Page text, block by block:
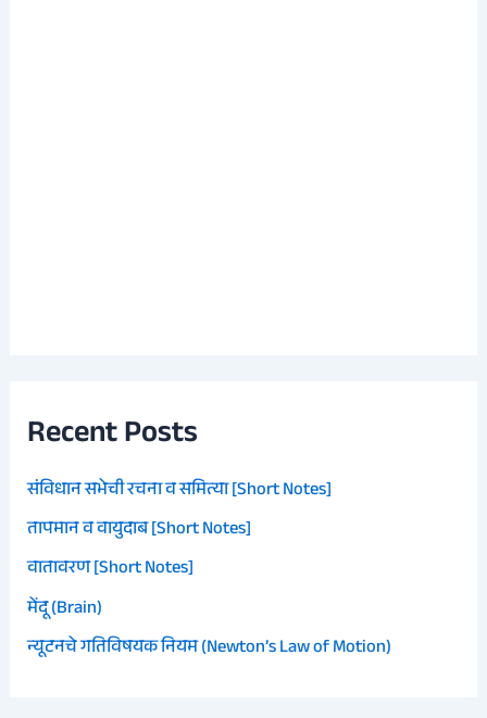
Recent Posts
संविधान सभेची रचना व समित्या [Short Notes]
तापमान व वायुदाब [Short Notes]
वातावरण [Short Notes]
मेंदू (Brain)
न्यूटनचे गतिविषयक नियम (Newton’s Law of Motion)